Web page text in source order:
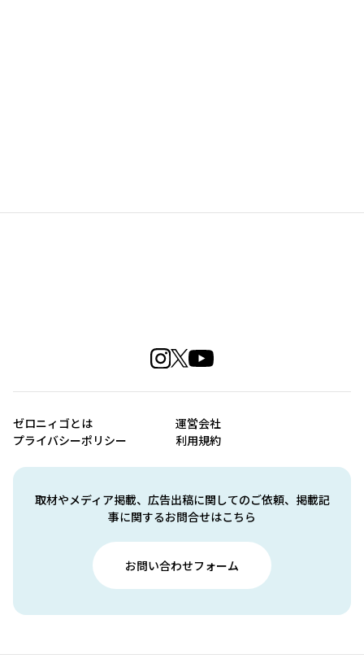
取材やメディア掲載、広告出稿に関してのご依頼、掲載記
事に関するお問合せはこちら
お問い合わせフォーム
ゼロニィゴとは
運営会社
プライバシーポリシー
利用規約